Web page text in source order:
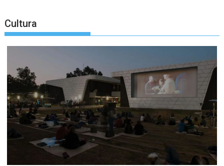
Cultura